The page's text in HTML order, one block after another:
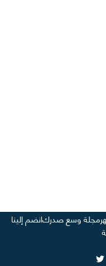
مجلة وسع صدركانضم إلينا